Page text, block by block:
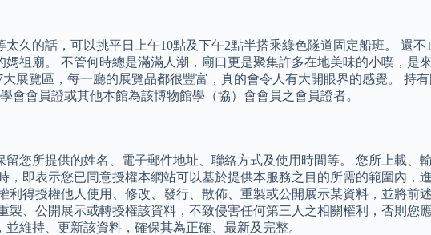
久的話，可以挑平日上午10點及下午2點半搭乘綠色隧道固定船班。 還
祖廟。 不管何時總是滿滿人潮，廟口更是聚集許多在地美味的小喫，是
展覽區，每一廳的展覽品都很豐富，真的會令人有大開眼界的感覺。 持
會員證或其他本館為該博物館學（協）會會員之會員證者。
您所提供的姓名、電子郵件地址、聯絡方式及使用時間等。 您所上載、
即表示您已同意授權本網站可以基於提供本服務之目的所需的範圍內，
得授權他人使用、修改、發行、散佈、重製或公開展示某資料，並將前
製、公開展示或轉授權該資料，不致侵害任何第三人之相關權利，否則
維持、更新該資料，確保其為正確、最新及完整。